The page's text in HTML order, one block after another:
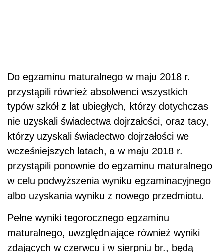
Do egzaminu maturalnego w maju 2018 r.
przystąpili również absolwenci wszystkich
typów szkół z lat ubiegłych, którzy dotychczas
nie uzyskali świadectwa dojrzałości, oraz tacy,
którzy uzyskali świadectwo dojrzałości we
wcześniejszych latach, a w maju 2018 r.
przystąpili ponownie do egzaminu maturalnego
w celu podwyższenia wyniku egzaminacyjnego
albo uzyskania wyniku z nowego przedmiotu.
Pełne wyniki tegorocznego egzaminu
maturalnego, uwzględniające również wyniki
zdających w czerwcu i w sierpniu br., będą